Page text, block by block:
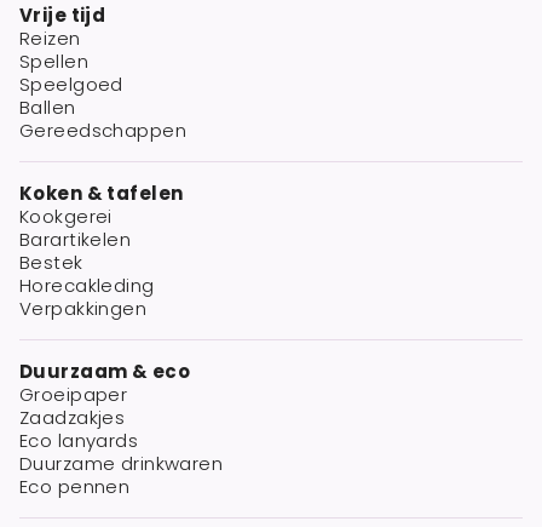
Vrije tijd
Reizen
Spellen
Speelgoed
Ballen
Gereedschappen
Koken & tafelen
Kookgerei
Barartikelen
Bestek
Horecakleding
Verpakkingen
Duurzaam & eco
Groeipaper
Zaadzakjes
Eco lanyards
Duurzame drinkwaren
Eco pennen